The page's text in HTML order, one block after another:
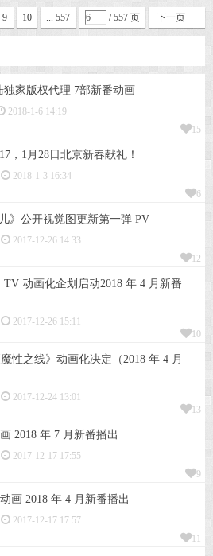
9 10 ... 557 / 557 页 下一页
独家版权代理 7部新番动画
2018-1-6 14:19
15
，1月28日北京新春献礼！
2018-1-3 16:34
6
》公开视觉图更新第一弹 PV
2017-12-26 14:33
12
动画化企划启动2018 年 4 月新番
2017-12-26 15:11
10
性之线》动画化决定（2018 年 4 月
2017-12-24 13:01
13
2018 年 7 月新番播出
2017-12-17 17:55
9
画 2018 年 4 月新番播出
2017-12-17 17:57
11